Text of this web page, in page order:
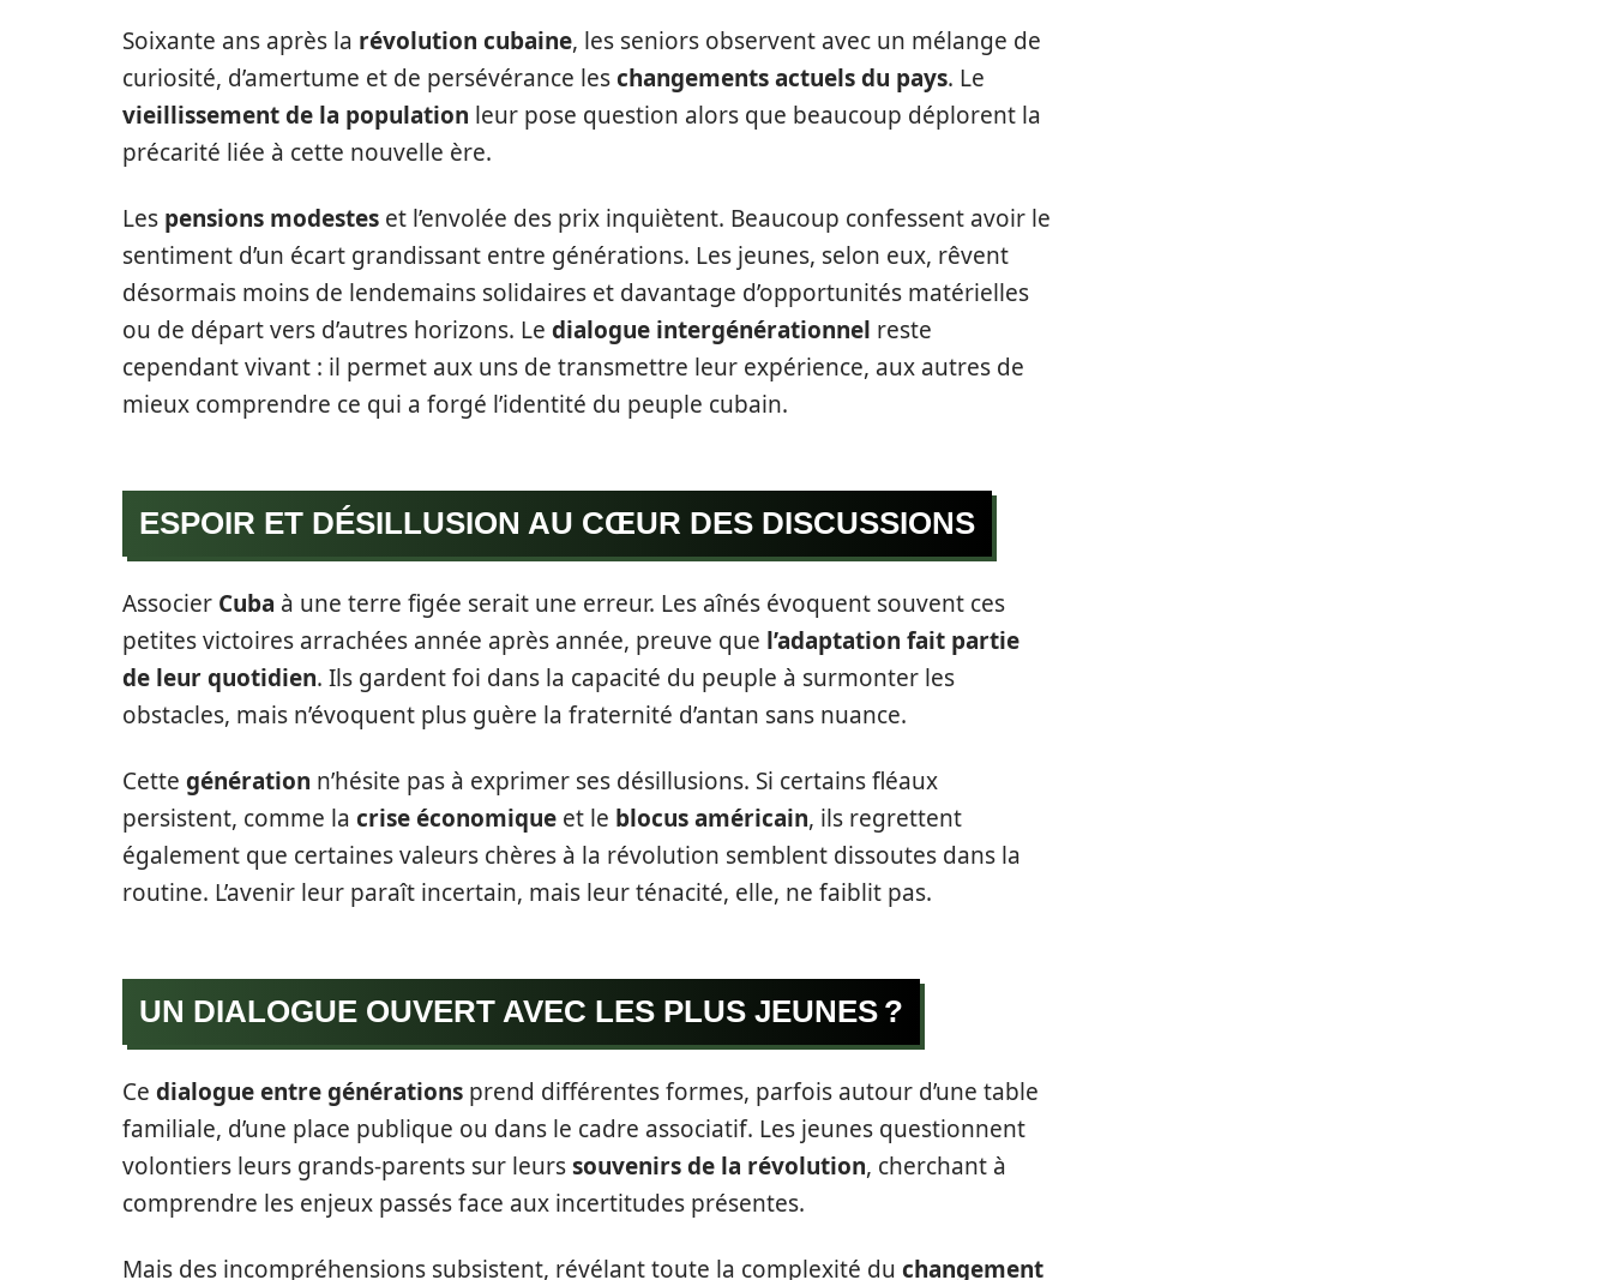
Soixante ans après la révolution cubaine, les seniors observent avec un mélange de
curiosité, d’amertume et de persévérance leschangements actuels du pays. Le
vieillissement de la population leur pose question alors que beaucoup déplorent la
précarité liée à cette nouvelle ère.
Les pensions modestes et l’envolée des prix inquiètent. Beaucoup confessent avoir le
sentiment d’un écart grandissant entre générations. Les jeunes, selon eux, rêvent
désormais moins de lendemains solidaires et davantage d’opportunités matérielles
ou de départ vers d’autres horizons. Le dialogue intergénérationnel reste
cependant vivant : il permet aux uns de transmettre leur expérience, aux autres de
mieux comprendre ce qui a forgé l’identité du peuple cubain.
ESPOIR ET DÉSILLUSION AU CŒUR DES DISCUSSIONS
Associer Cuba à une terre figée serait une erreur. Les aînés évoquent souvent ces
petites victoires arrachées année après année, preuve que l’adaptation fait partie
de leur quotidien. Ils gardent foi dans la capacité du peuple à surmonter les
obstacles, mais n’évoquent plus guère la fraternité d’antan sans nuance.
Cette génération n’hésite pas à exprimer ses désillusions. Si certains fléaux
persistent, comme la crise économique et le blocus américain, ils regrettent
également que certaines valeurs chères à la révolution semblent dissoutes dans la
routine. L’avenir leur paraît incertain, mais leur ténacité, elle, ne faiblit pas.
UN DIALOGUE OUVERT AVEC LES PLUS JEUNES ?
Ce dialogue entre générations prend différentes formes, parfois autour d’une table
familiale, d’une place publique ou dans le cadre associatif. Les jeunes questionnent
volontiers leurs grands-parents sur leurssouvenirs de la révolution, cherchant à
comprendre les enjeux passés face aux incertitudes présentes.
Mais des incompréhensions subsistent, révélant toute la complexité du changement